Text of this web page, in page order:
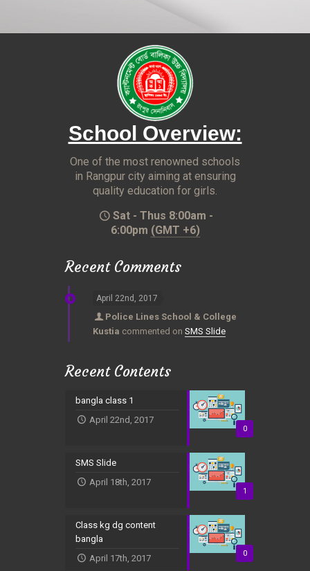
School Overview:
One of the most renowned schools
in Rangpur city aiming at ensuring
quality education for girls.
Sat - Thus 8:00am -
6:00pm (GMT +6)
Recent Comments
April 22nd, 2017
Police Lines School & College
Kustia commented on SMS Slide
Recent Contents
0
bangla class 1
April 22nd, 2017
1
SMS Slide
April 18th, 2017
0
Class kg dg content
bangla
April 17th, 2017